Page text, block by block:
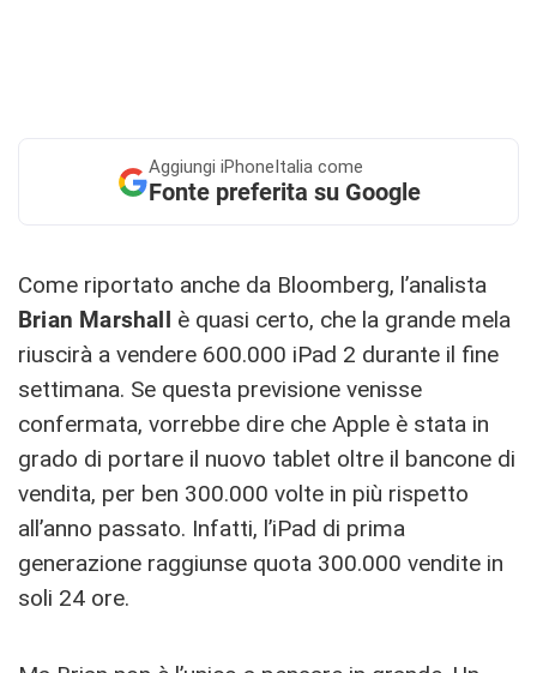
Aggiungi iPhoneItalia come
Fonte preferita su Google
Come riportato anche da Bloomberg, l’analista
Brian Marshall è quasi certo, che la grande mela
riuscirà a vendere 600.000 iPad 2 durante il fine
settimana. Se questa previsione venisse
confermata, vorrebbe dire che Apple è stata in
grado di portare il nuovo tablet oltre il bancone di
vendita, per ben 300.000 volte in più rispetto
all’anno passato. Infatti, l’iPad di prima
generazione raggiunse quota 300.000 vendite in
soli 24 ore.